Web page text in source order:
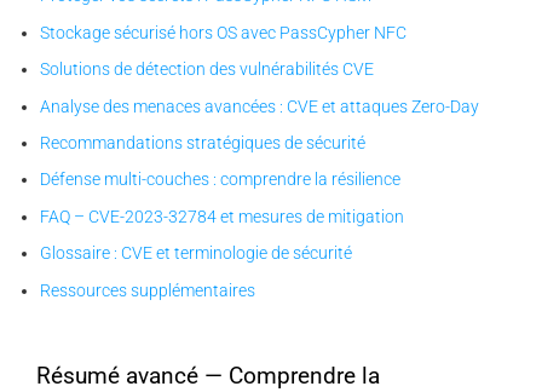
Stockage sécurisé hors OS avec PassCypher NFC
Solutions de détection des vulnérabilités CVE
Analyse des menaces avancées : CVE et attaques Zero-Day
Recommandations stratégiques de sécurité
Défense multi-couches : comprendre la résilience
FAQ – CVE-2023-32784 et mesures de mitigation
Glossaire : CVE et terminologie de sécurité
Ressources supplémentaires
Résumé avancé — Comprendre la